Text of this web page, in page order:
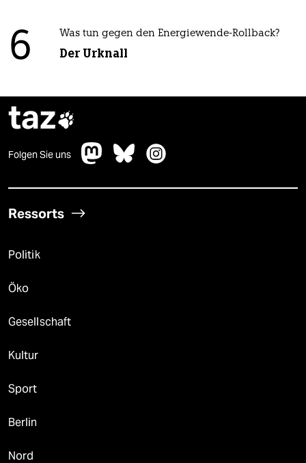
6 Was tun gegen den Energiewende-Rollback?
Der Urknall
taz
Folgen Sie uns
Ressorts
Politik
Öko
Gesellschaft
Kultur
Sport
Berlin
Nord